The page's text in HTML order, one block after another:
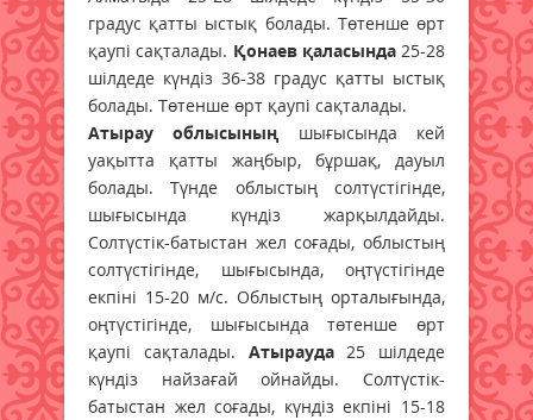
градус қатты ыстық болады. Төтенше өрт
қаупі сақталады. Қонаев қаласында25-28
шілдеде күндіз 36-38 градус қатты ыстық
болады. Төтенше өрт қаупі сақталады.
Атырау облысының шығысында кей
уақытта қатты жаңбыр, бұршақ, дауыл
болады. Түнде облыстың солтүстігінде,
шығысында күндіз жарқылдайды.
Солтүстік-батыстан жел соғады, облыстың
солтүстігінде, шығысында, оңтүстігінде
екпіні 15-20 м/с. Облыстың орталығында,
оңтүстігінде, шығысында төтенше өрт
қаупі сақталады. Атырауда25 шілдеде
күндіз найзағай ойнайды. Солтүстік-
батыстан жел соғады, күндіз екпіні 15-18